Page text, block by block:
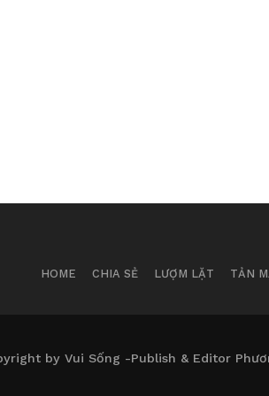
HOME CHIA SẺ LƯỢM LẶT TẢN
by Vui Sống -Publish & Editor